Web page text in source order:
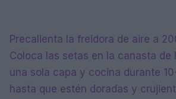
Precalienta la freidora de aire a
Coloca las setas en la canasta de
una sola capa y cocina durante
hasta que estén doradas y